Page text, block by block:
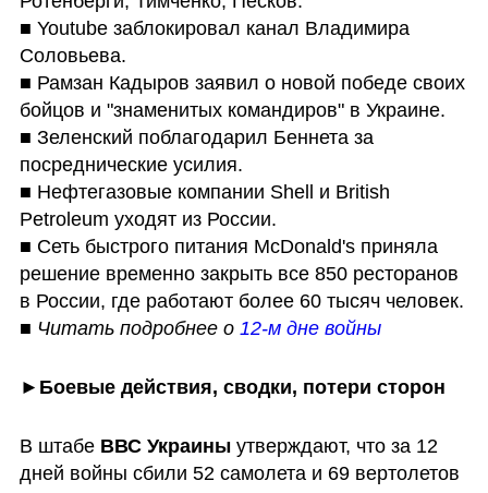
■ Youtube заблокировал канал Владимира
Соловьева.
■ Рамзан Кадыров заявил о новой победе своих
бойцов и "знаменитых командиров" в Украине.
■ Зеленский поблагодарил Беннета за
посреднические усилия.
■ Нефтегазовые компании Shell и British
Petroleum уходят из России.
■ Сеть быстрого питания McDonald's приняла
решение временно закрыть все 850 ресторанов
■ Читать подробнее о 12-м дне войны
►Боевые действия, сводки, потери сторон
В штабе ВВС Украины утверждают, что за 12
дней войны сбили 52 самолета и 69 вертолетов